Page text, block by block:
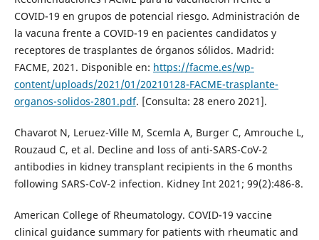
COVID-19 en grupos de potencial riesgo. Administración de
la vacuna frente a COVID-19 en pacientes candidatos y
receptores de trasplantes de órganos sólidos. Madrid:
FACME, 2021. Disponible en: https://facme.es/wp-
content/uploads/2021/01/20210128-FACME-trasplante-
organos-solidos-2801.pdf. [Consulta: 28 enero 2021].
Chavarot N, Leruez-Ville M, Scemla A, Burger C, Amrouche L,
Rouzaud C, et al. Decline and loss of anti-SARS-CoV-2
antibodies in kidney transplant recipients in the 6 months
following SARS-CoV-2 infection. Kidney Int 2021; 99(2):486-8.
American College of Rheumatology. COVID-19 vaccine
clinical guidance summary for patients with rheumatic and